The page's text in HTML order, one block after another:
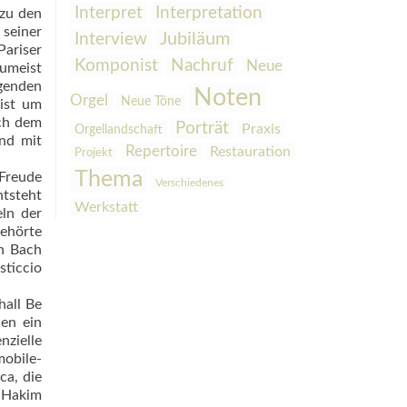
den
um
dem
mit
der
Be
ein
die
Interpret
Interpretation
Interview
Jubiläum
Komponist
Nachruf Neue
Orgel Neue Töne Noten
Orgellandschaft Porträt Praxis
Projekt Repertoire Restauration
Thema Verschiedenes
Werkstatt